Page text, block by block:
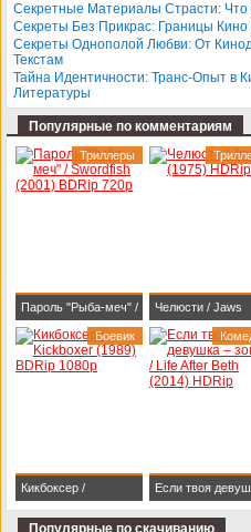
Секретные Материалы Страсти: Что
Секреты Без Прикрас: Границы Кино
Секреты Однополой Любви: От
Текстам
Тайна Идентичности: Транс-Опыт в
Литературы
Популярные по комментариям
Пароль "Рыба-меч" /
Swordfish (2001)
BDRip 720p
Триллеры
Челюсти / Jaws
(1975) HDRip
Кикбоксер /
Kickboxer (1989)
Боевик
Если твоя
зомби / Life After
Популярные по скачиванию